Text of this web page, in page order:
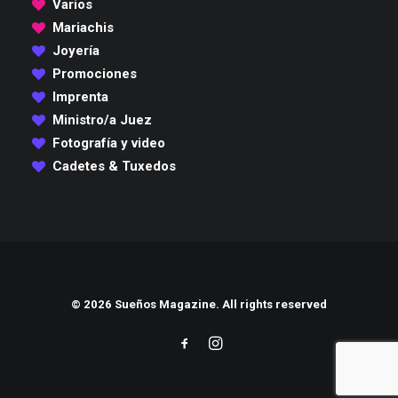
Varios
Mariachis
Joyería
Promociones
Imprenta
Ministro/a Juez
Fotografía y video
Cadetes & Tuxedos
© 2026 Sueños Magazine. All rights reserved